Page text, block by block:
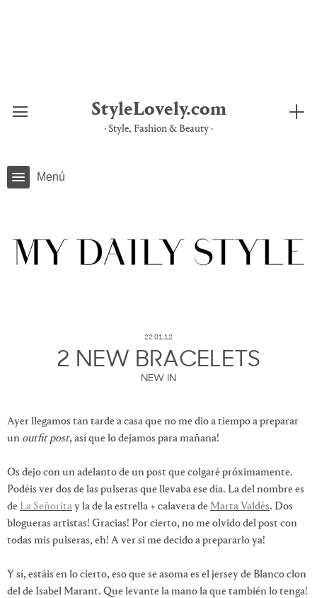
StyleLovely.com
· Style, Fashion & Beauty ·
Menú
22.01.12
2 NEW BRACELETS
NEW IN
Ayer llegamos tan tarde a casa que no me dio a tiempo a preparar
un outfit post, así que lo dejamos para mañana!
Os dejo con un adelanto de un post que colgaré próximamente.
Podéis ver dos de las pulseras que llevaba ese día. La del nombre es
de La Señoritay la de la estrella + calavera de Marta Valdés. Dos
blogueras artistas! Gracias! Por cierto, no me olvido del post con
todas mis pulseras, eh! A ver si me decido a prepararlo ya!
Y sí, estáis en lo cierto, eso que se asoma es el jersey de Blanco clon
del de Isabel Marant. Que levante la mano la que también lo tenga!